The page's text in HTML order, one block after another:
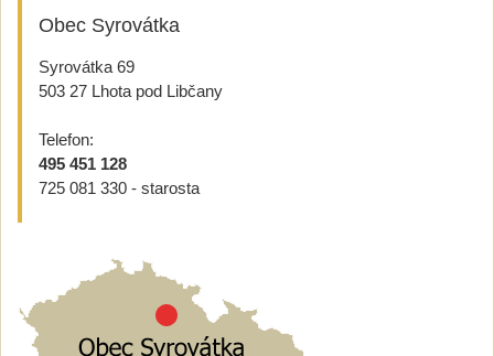
Obec Syrovátka
Syrovátka 69
503 27 Lhota pod Libčany
Telefon:
495 451 128
725 081 330 - starosta